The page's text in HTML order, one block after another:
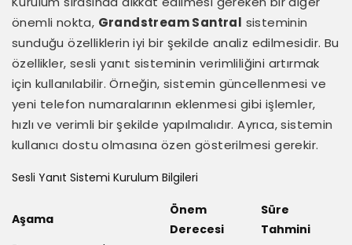
önemli nokta, Grandstream Santral sisteminin
sunduğu özelliklerin iyi bir şekilde analiz edilmesidir. Bu
özellikler, sesli yanıt sisteminin verimliliğini artırmak
için kullanılabilir. Örneğin, sistemin güncellenmesi ve
yeni telefon numaralarının eklenmesi gibi işlemler,
hızlı ve verimli bir şekilde yapılmalıdır. Ayrıca, sistemin
kullanıcı dostu olmasına özen gösterilmesi gerekir.
Sesli Yanıt Sistemi Kurulum Bilgileri
Aşama
Önem
Derecesi
Süre
Tahmini